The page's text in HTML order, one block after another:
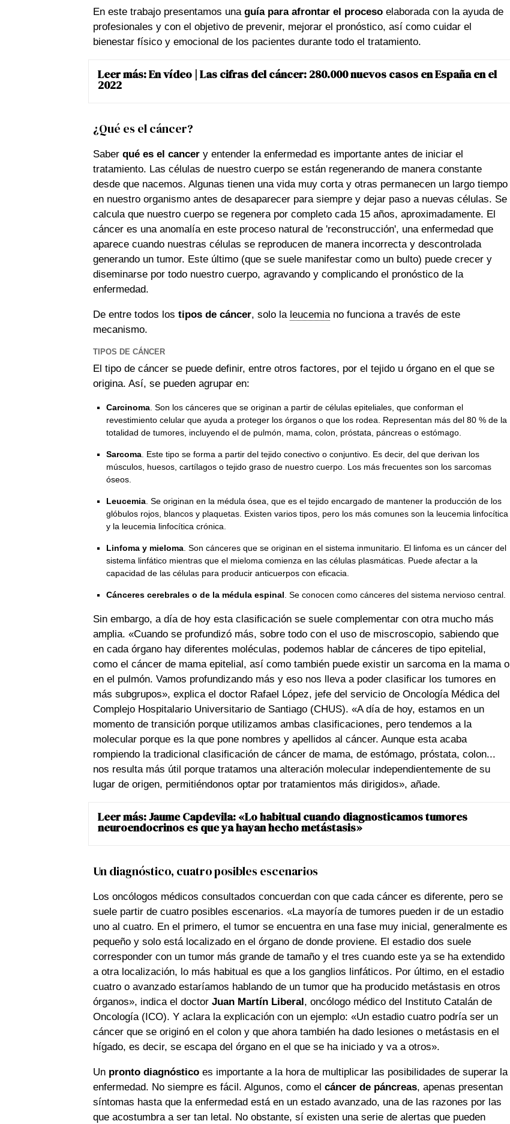
En este trabajo presentamos una guía para afrontar el procesoelaborada con la ayuda de
profesionales y con el objetivo de prevenir, mejorar el pronóstico, así como cuidar el
bienestar físico y emocional de los pacientes durante todo el tratamiento.
Leer más:En vídeo | Las cifras del cáncer: 280.000 nuevos casos en España en el
2022
¿Qué es el cáncer?
Saber qué es el cancery entender la enfermedad es importante antes de iniciar el
tratamiento. Las células de nuestro cuerpo se están regenerando de manera constante
desde que nacemos. Algunas tienen una vida muy corta y otras permanecen un largo tiempo
en nuestro organismo antes de desaparecer para siempre y dejar paso a nuevas células. Se
calcula que nuestro cuerpo se regenera por completo cada 15 años, aproximadamente. El
cáncer es una anomalía en este proceso natural de 'reconstrucción', una enfermedad que
aparece cuando nuestras células se reproducen de manera incorrecta y descontrolada
generando un tumor. Este último (que se suele manifestar como un bulto) puede crecer y
diseminarse por todo nuestro cuerpo, agravando y complicando el pronóstico de la
enfermedad.
De entre todos los tipos de cáncer, solo la leucemiano funciona a través de este
mecanismo.
TIPOS DE CÁNCER
El tipo de cáncer se puede definir, entre otros factores, por el tejido u órgano en el que se
origina. Así, se pueden agrupar en:
Carcinoma . Son los cánceres que se originan a partir de células epiteliales, que conforman el
revestimiento celular que ayuda a proteger los órganos o que los rodea. Representan más del 80 % de la
totalidad de tumores, incluyendo el de pulmón, mama, colon próstata , páncreas o estómago.
Sarcoma . Este tipo se forma a partir del tejido conectivo o conjuntivo. Es decir, del que derivan los
músculos, huesos, cartílagos o tejido graso de nuestro cuerpo. Los más frecuentes son los sarcomas
óseos.
Leucemia . Se originan en la médula ósea, que es el tejido encargado de mantener la producción de los
glóbulos rojos, blancos y plaquetas. Existen varios tipos, pero los más comunes son la leucemia linfocítica
y la leucemia linfocítica crónica.
Linfoma y mieloma . Son cánceres que se originan en el sistema inmunitario. El linfoma es un cáncer del
sistema linfático mientras que el mieloma comienza en las células plasmáticas. Puede afectar a la
capacidad de las células para producir anticuerpos con eficacia.
Cánceres cerebrales o de la médula espinal . Se conocen como cánceres del sistema nervioso central.
Sin embargo, a día de hoy esta clasificación se suele complementar con otra mucho más
amplia. «Cuando se profundizó más, sobre todo con el uso de miscroscopio, sabiendo que
en cada órgano hay diferentes moléculas, podemos hablar de cánceres de tipo epitelial,
como el cáncer de mama epitelial, así como también puede existir un sarcoma en la mama o
en el pulmón. Vamos profundizando más y eso nos lleva a poder clasificar los tumores en
más subgrupos», explica el doctor Rafael López, jefe del servicio de Oncología Médica del
Complejo Hospitalario Universitario de Santiago (CHUS). «A día de hoy, estamos en un
momento de transición porque utilizamos ambas clasificaciones, pero tendemos a la
molecular porque es la que pone nombres y apellidos al cáncer. Aunque esta acaba
rompiendo la tradicional clasificación de cáncer de mama, de estómago, próstata, colon...
nos resulta más útil porque tratamos una alteración molecular independientemente de su
lugar de origen, permitiéndonos optar por tratamientos más dirigidos», añade.
Leer más:Jaume Capdevila: «Lo habitual cuando diagnosticamos tumores
neuroendocrinos es que ya hayan hecho metástasis»
Un diagnóstico, cuatro posibles escenarios
Los oncólogos médicos consultados concuerdan con que cada cáncer es diferente, pero se
suele partir de cuatro posibles escenarios. «La mayoría de tumores pueden ir de un estadio
uno al cuatro. En el primero, el tumor se encuentra en una fase muy inicial, generalmente es
pequeño y solo está localizado en el órgano de donde proviene. El estadio dos suele
corresponder con un tumor más grande de tamaño y el tres cuando este ya se ha extendido
a otra localización, lo más habitual es que a los ganglios linfáticos. Por último, en el estadio
cuatro o avanzado estaríamos hablando de un tumor que ha producido metástasis en otros
órganos», indica el doctor Juan Martín Liberal, oncólogo médico del Instituto Catalán de
Oncología (ICO). Y aclara la explicación con un ejemplo: «Un estadio cuatro podría ser un
cáncer que se originó en el colon y que ahora también ha dado lesiones o metástasis en el
hígado, es decir, se escapa del órgano en el que se ha iniciado y va a otros».
Un pronto diagnósticoes importante a la hora de multiplicar las posibilidades de superar la
enfermedad. No siempre es fácil. Algunos, como el cáncer de páncreas, apenas presentan
síntomas hasta que la enfermedad está en un estado avanzado, una de las razones por las
que acostumbra a ser tan letal. No obstante, sí existen una serie de alertas que pueden